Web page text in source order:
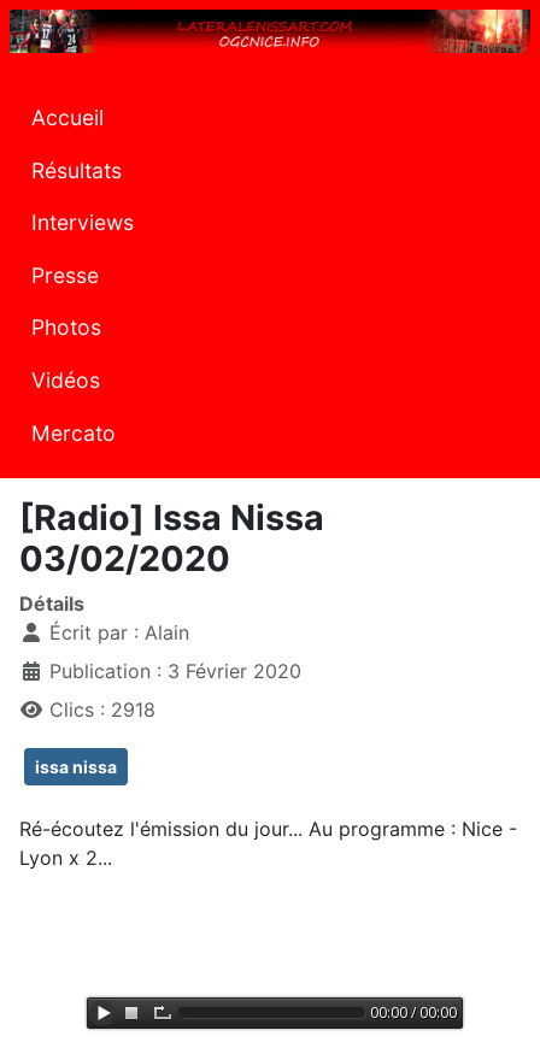
Accueil
Résultats
Interviews
Presse
Photos
Vidéos
Mercato
[Radio] Issa Nissa
03/02/2020
Détails
Écrit par : Alain
Publication : 3 Février 2020
Clics : 2918
issa nissa
Ré-écoutez l'émission du jour... Au programme : Nice -
Lyon x 2...